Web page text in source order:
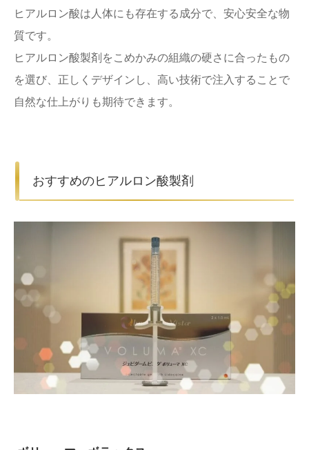
ヒアルロン酸は人体にも存在する成分で、安心安全な物
質です。
ヒアルロン酸製剤をこめかみの組織の硬さに合ったもの
を選び、正しくデザインし、高い技術で注入することで
自然な仕上がりも期待できます。
おすすめのヒアルロン酸製剤